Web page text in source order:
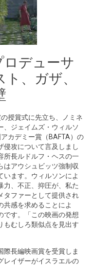
ロデューサ
、ガザ、
授賞式に先立ち、ノミネ
、ジェイムズ・ウィルソ
カデミー賞（BAFTA）の
侵攻について言及しまし
所長ルドルフ・ヘスの一
はアウシュビッツ強制収
います。ウィルソンによ
力、不正、抑圧が、私た
タファーとして提供され
共感を求めることによ
です。「この映画の発想
もむしろ類似点を見出す
際長編映画賞を受賞しま
レイザーがイスラエルの